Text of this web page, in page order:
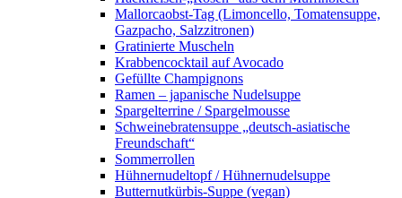
Mallorcaobst-Tag (Limoncello, Tomatensuppe,
Gazpacho, Salzzitronen)
Gratinierte Muscheln
Krabbencocktail auf Avocado
Gefüllte Champignons
Ramen – japanische Nudelsuppe
Spargelterrine / Spargelmousse
Schweinebratensuppe „deutsch-asiatische
Freundschaft“
Sommerrollen
Hühnernudeltopf / Hühnernudelsuppe
Butternutkürbis-Suppe (vegan)